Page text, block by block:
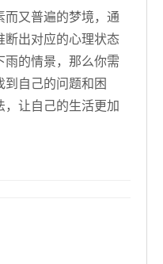
而又普遍的梦境，通
断出对应的心理状态
雨的情景，那么你需
自己的问题和困
，让自己的生活更加